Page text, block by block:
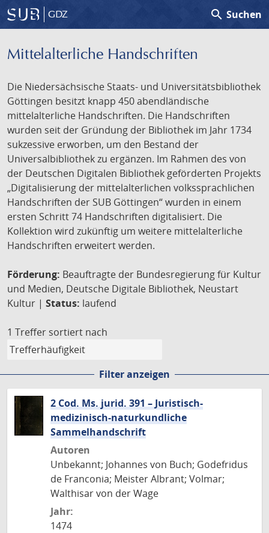
GDZ search Suchen
Mittelalterliche Handschriften
Die Niedersächsische Staats- und Universitätsbibliothek
Göttingen besitzt knapp 450 abendländische
mittelalterliche Handschriften. Die Handschriften
wurden seit der Gründung der Bibliothek im Jahr 1734
sukzessive erworben, um den Bestand der
Universalbibliothek zu ergänzen. Im Rahmen des von
der Deutschen Digitalen Bibliothek geförderten Projekts
„Digitalisierung der mittelalterlichen volkssprachlichen
Handschriften der SUB Göttingen“ wurden in einem
ersten Schritt 74 Handschriften digitalisiert. Die
Kollektion wird zukünftig um weitere mittelalterliche
Handschriften erweitert werden.
Förderung: Beauftragte der Bundesregierung für Kultur
und Medien, Deutsche Digitale Bibliothek, Neustart
Kultur | Status: laufend
1 Treffer sortiert nach
Filter anzeigen
2 Cod. Ms. jurid. 391 – Juristisch-
medizinisch-naturkundliche
Sammelhandschrift
Autoren
Unbekannt; Johannes von Buch; Godefridus
de Franconia; Meister Albrant; Volmar;
Walthisar von der Wage
Jahr:
1474